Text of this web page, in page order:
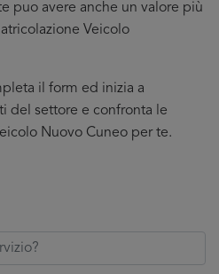
puo avere anche un valore più
Veicolo
il form ed inizia a
del settore e confronta le
Nuovo Cuneo per te.